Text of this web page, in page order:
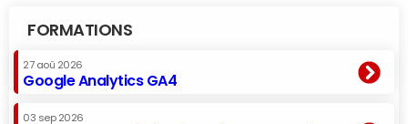
FORMATIONS
27 aoû 2026
Google Analytics GA4
03 sep 2026